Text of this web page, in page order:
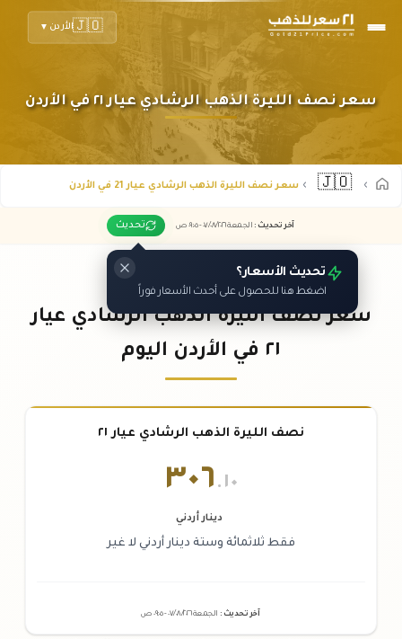
🇯🇴الأردن ▼
سعر نصف الليرة الذهب الرشادي عيار ٢١ في الأردن
🇯🇴 سعر نصف الليرة الذهب الرشادي عيار 21 في الأردن
آخر تحديث : الجمعة ٠٧ /٠٨/٢٠٢٦ - ٠٩:٠٥ ص تحديث
تحديث الأسعار؟
اضغط هنا للحصول على أحدث الأسعار فوراً
سعر نصف الليرة الذهب الرشادي عيار
٢١ في الأردن اليوم
نصف الليرة الذهب الرشادي عيار ٢١
٣٠٦ .١٠
دينار أردني
فقط ثلاثمائة وستة دينار أردني لا غير
آخر تحديث : الجمعة ٠٧ /٠٨/٢٠٢٦ - ٠٩:٠٥ ص